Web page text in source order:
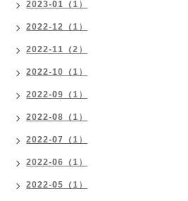
2023-01（1）
2022-12（1）
2022-11（2）
2022-10（1）
2022-09（1）
2022-08（1）
2022-07（1）
2022-06（1）
2022-05（1）